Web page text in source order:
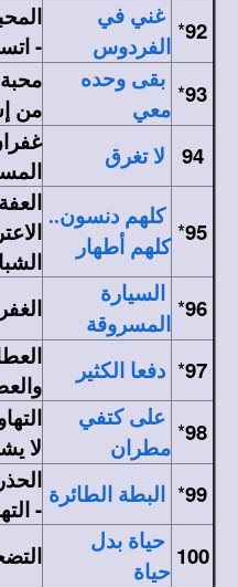
92
* غني في
الفردوس
-
93
* بقى وحده
معي
من
94
لا تغرق
95
*
كلهم دنسون..
كلهم أطهار
96
*
السيارة
المسروقة
97
* دفعا الكثير
98
* على كتفي
مطران
لا
99
* البطة الطائرة -
100 حياة بدل
حياة